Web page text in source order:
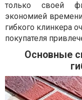
только своей
экономией
гибкого клинкера
покупателя
Основные